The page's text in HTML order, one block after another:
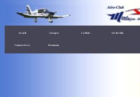
Accueil Aerogest La Flotte Vie du Club
Contacts/Accès Documents